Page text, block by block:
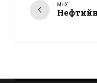
ӨМНӨХ
Нефтийн